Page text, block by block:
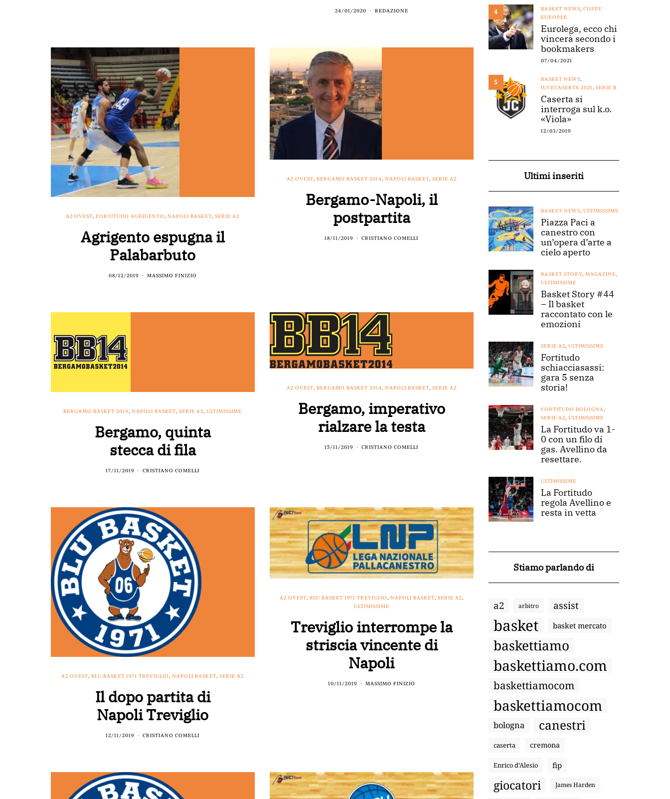
24/01/2020 REDAZIONE
A2 OVEST,FORTITUDO AGRIGENTO,NAPOLI BASKET,SERIE A2
Agrigento espugna il
Palabarbuto
08/12/2019 MASSIMO FINIZIO
A2 OVEST BERGAMO BASKET 2014 NAPOLI BASKET SERIE A2
Bergamo-Napoli, il
postpartita
18/11/2019 CRISTIANO COMELLI
BERGAMO BASKET 2014,NAPOLI BASKET,SERIE A2,ULTIMISSIME
Bergamo, quinta
stecca di fila
17/11/2019 CRISTIANO COMELLI
A2 OVEST, BERGAMO BASKET 2014, NAPOLI BASKET, SERIE A2
Bergamo, imperativo
rialzare la testa
15/11/2019 CRISTIANO COMELLI
A2 OVEST,BLU BASKET 1971 TREVIGLIO,NAPOLI BASKET,SERIE A2
Il dopo partita di
Napoli Treviglio
12/11/2019 CRISTIANO COMELLI
A2 OVEST, BLU BASKET 1971 TREVIGLIO, NAPOLI BASKET, SERIE A2,
ULTIMISSIME
Treviglio interrompe la
striscia vincente di
Napoli
10/11/2019 MASSIMO FINIZIO
4 BASKET NEWS, COPPE
EUROPEE
Eurolega, ecco chi
vincerà secondo i
bookmakers
07/04/2021
5 BASKET NEWS,
JUVECASERTA 2021, SERIE B
Caserta si
interroga sul k.o.
«Viola»
12/03/2019
Ultimi inseriti
BASKET NEWS, ULTIMISSIME
Piazza Paci a
canestro con
un’opera d’arte a
cielo aperto
BASKET STORY, MAGAZINE,
ULTIMISSIME
Basket Story #44
– Il basket
raccontato con le
emozioni
SERIE A2, ULTIMISSIME
Fortitudo
schiacciasassi:
gara 5 senza
storia!
FORTITUDO BOLOGNA,
SERIE A2, ULTIMISSIME
La Fortitudo va 1-
0 con un filo di
gas. Avellino da
resettare.
ULTIMISSIME
La Fortitudo
regola Avellino e
resta in vetta
Stiamo parlando di
a2 arbitro assist
basket basket mercato
baskettiamo
baskettiamo.com
baskettiamocom
baskettiamocom
bologna canestri
caserta cremona
Enrico d’Alesio fip
giocatori James Harden